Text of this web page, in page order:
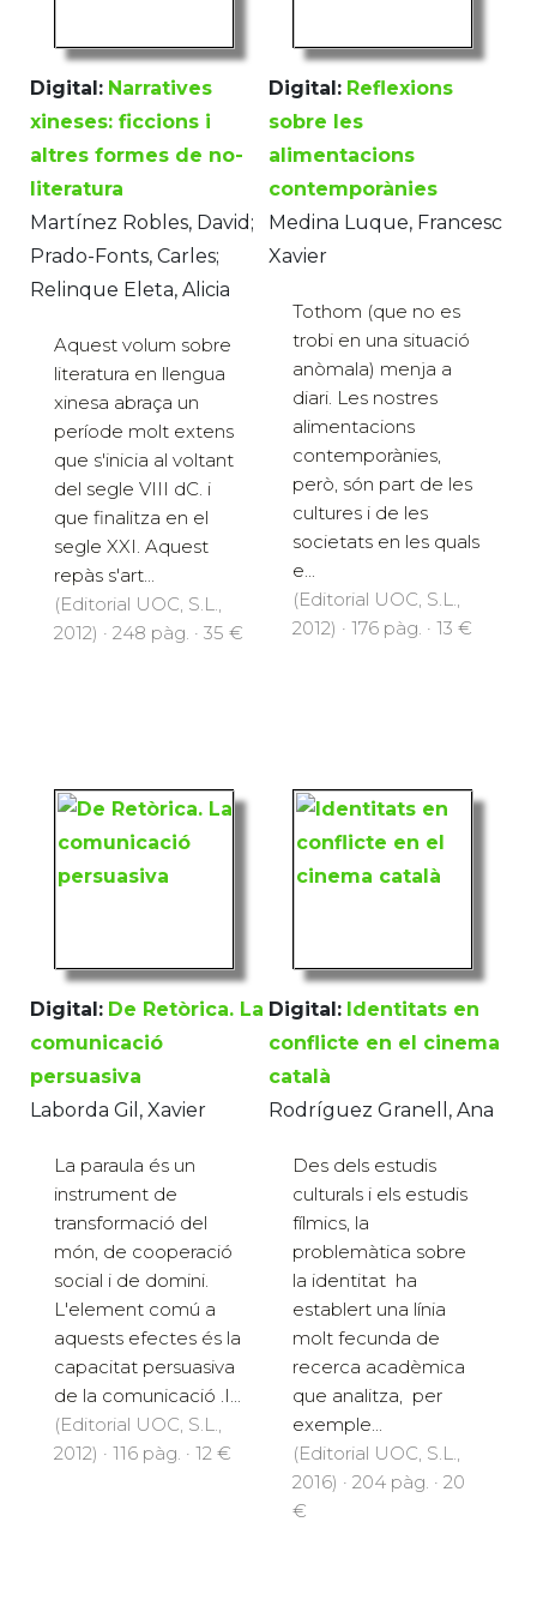
Digital: Narratives
xineses: ficcions i
altres formes de no-
literatura
Martínez Robles, David;
Prado-Fonts, Carles;
Relinque Eleta, Alicia
Aquest volum sobre
literatura en llengua
xinesa abraça un
període molt extens
que s'inicia al voltant
del segle VIII dC. i
que finalitza en el
segle XXI. Aquest
repàs s'art...
(Editorial UOC, S.L.,
2012) · 248 pàg. · 35 €
Digital: Reflexions
sobre les
alimentacions
contemporànies
Medina Luque, Francesc
Xavier
Tothom (que no es
trobi en una situació
anòmala) menja a
diari. Les nostres
alimentacions
contemporànies,
però, són part de les
cultures i de les
societats en les quals
e...
(Editorial UOC, S.L.,
2012) · 176 pàg. · 13 €
Digital: De Retòrica. La
comunicació
persuasiva
Laborda Gil, Xavier
La paraula és un
instrument de
transformació del
món, de cooperació
social i de domini.
L'element comú a
aquests efectes és la
capacitat persuasiva
de la comunicació .I...
(Editorial UOC, S.L.,
2012) · 116 pàg. · 12 €
Digital: Identitats en
conflicte en el cinema
català
Rodríguez Granell, Ana
Des dels estudis
culturals i els estudis
fílmics, la
problemàtica sobre
la identitat ha
establert una línia
molt fecunda de
recerca acadèmica
que analitza, per
exemple...
(Editorial UOC, S.L.,
2016) · 204 pàg. · 20
€